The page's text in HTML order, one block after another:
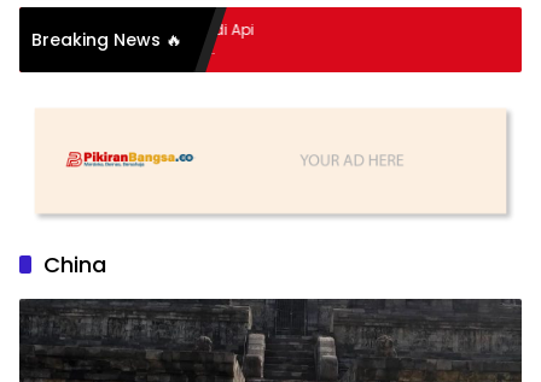
Breaking News 🔥
Hidup Meledak Jadi Api
Tragedi Menteng-
Maling Ayam di Bali
China